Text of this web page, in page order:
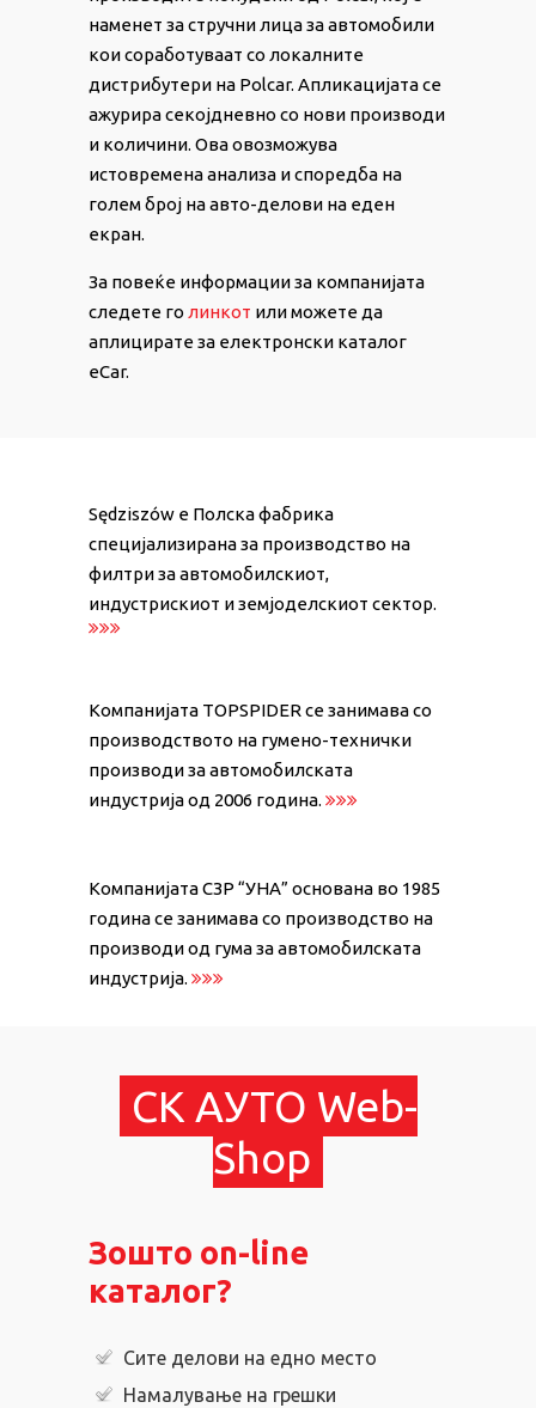
наменет за стручни лица за автомобили
кои соработуваат со локалните
дистрибутери на Polcar. Апликацијата се
ажурира секојдневно со нови производи
и количини. Ова овозможува
истовремена анализа и споредба на
голем број на авто-делови на еден
екран.
За повеќе информации за компанијата
следете го линкот или можете да
аплицирате за електронски каталог
eCar.
Sędziszów е Полска фабрика
специјализирана за производство на
филтри за автомобилскиот,
индустрискиот и земјоделскиот сектор.
Компанијата TOPSPIDER се занимава со
производството на гумено-технички
производи за автомобилската
индустрија од 2006 година.
Компанијата СЗР “УНА” основана во 1985
година се занимава со производство на
производи од гума за автомобилската
индустрија.
СК АУТО Web-
Shop
Зошто on-line
каталог?
Сите делови на едно место
Намалување на грешки